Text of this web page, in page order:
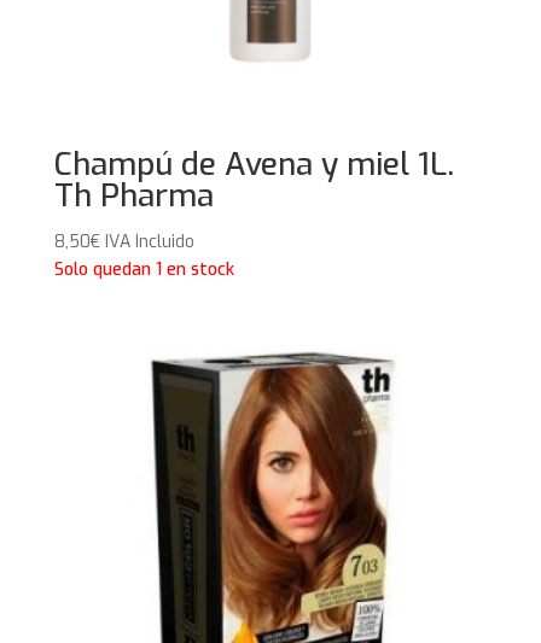
Champú de Avena y miel 1L.
Th Pharma
8,50€ IVA Incluido
Solo quedan 1 en stock